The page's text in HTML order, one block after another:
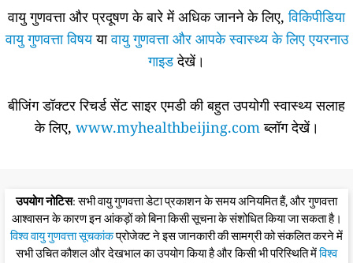
वायु गुणवत्ता और प्रदूषण के बारे में अधिक जानने के लिए,विकिपीडिया
वायु गुणवत्ता विषययावायु गुणवत्ता और आपके स्वास्थ्य के लिए एयरनाउ
गाइडदेखें।
बीजिंग डॉक्टर रिचर्ड सेंट साइर एमडी की बहुत उपयोगी स्वास्थ्य सलाह
के लिए, www.myhealthbeijing.comब्लॉग देखें।
उपयोग नोटिस: सभी वायु गुणवत्ता डेटा प्रकाशन के समय अनियमित हैं, और गुणवत्ता
आश्वासन के कारण इन आंकड़ों को बिना किसी सूचना के संशोधित किया जा सकता है।
विश्व वायु गुणवत्ता सूचकांकप्रोजेक्ट ने इस जानकारी की सामग्री को संकलित करने में
सभी उचित कौशल और देखभाल का उपयोग किया है और किसी भी परिस्थिति मेंविश्व